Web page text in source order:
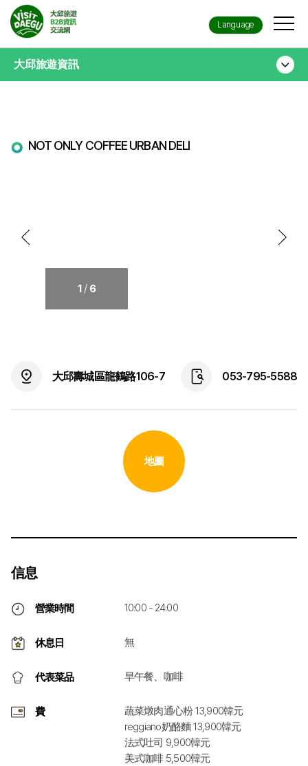
Language
大邱旅遊資訊
NOT ONLY COFFEE URBAN DELI
1/ 6
大邱壽城區龍鶴路106-7 053-795-5588
地圖
信息
營業時間 10:00 - 24:00
休息日 無
代表菜品 早午餐、咖啡
費
蔬菜燉肉通心粉 13,900韓元
reggiano奶酪麵 13,900韓元
法式吐司 9,900韓元
美式咖啡 5,500韓元